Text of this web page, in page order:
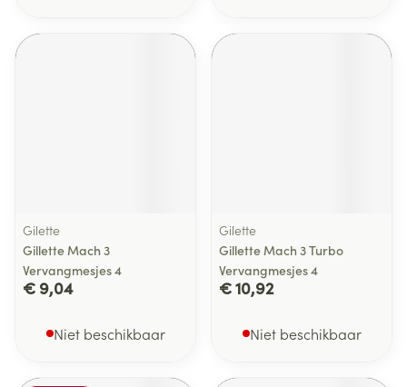
Gilette
Gillette Mach 3
Vervangmesjes 4
€ 9,04
Niet beschikbaar
Gilette
Gillette Mach 3 Turbo
Vervangmesjes 4
€ 10,92
Niet beschikbaar